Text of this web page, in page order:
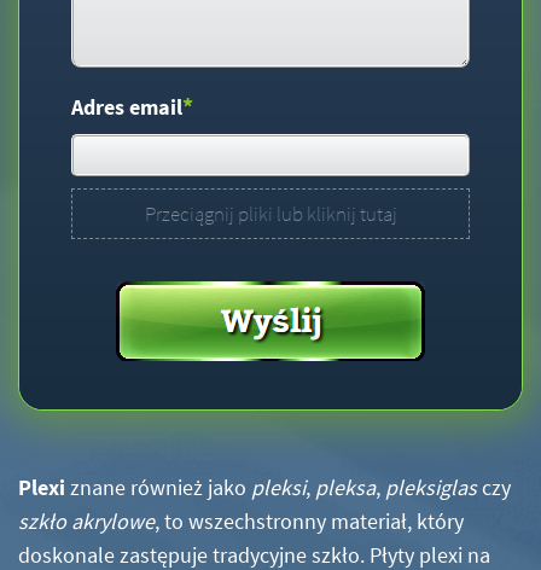
Adres email*
Przeciągnij pliki lub kliknij tutaj
Plexi znane również jako pleksi, pleksa, pleksiglasczy
szkło akrylowe, to wszechstronny materiał, który
doskonale zastępuje tradycyjne szkło. Płyty plexi na